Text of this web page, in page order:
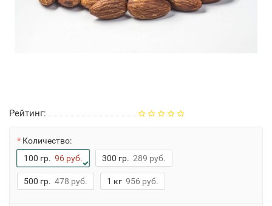
Рейтинг:
Количество:
100 гр. 96 руб. 300 гр. 289 руб.
500 гр. 478 руб. 1 кг 956 руб.